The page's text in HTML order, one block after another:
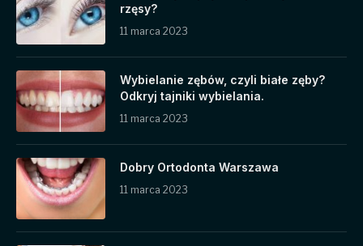
rzęsy?
11 marca 2023
Wybielanie zębów, czyli białe zęby?
Odkryj tajniki wybielania.
11 marca 2023
Dobry Ortodonta Warszawa
11 marca 2023